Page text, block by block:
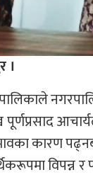
।
कारण
विपन्न